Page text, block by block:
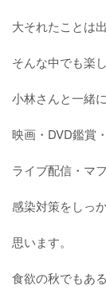
大それたことは
そんな中でも楽
小林さんと一緒
映画・DVD鑑賞
ライブ配信・マ
感染対策をしっ
思います。
食欲の秋でもあ